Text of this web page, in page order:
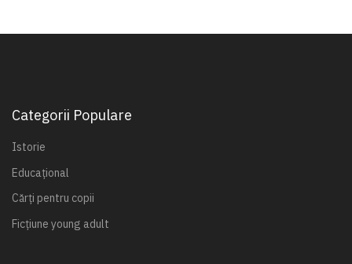
Categorii Populare
Istorie
Educațional
Cărți pentru copii
Ficțiune young adult